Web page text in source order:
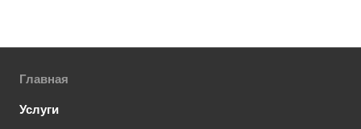
Главная
Услуги